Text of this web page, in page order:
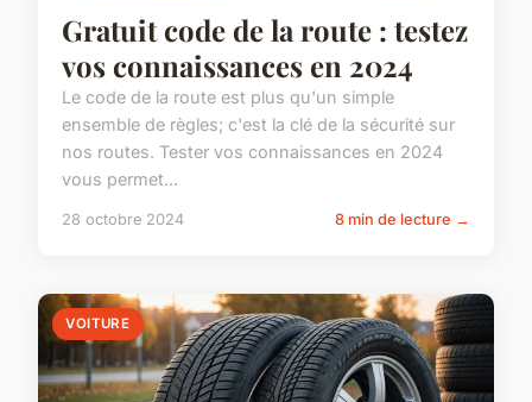
Gratuit code de la route : testez
vos connaissances en 2024
Le code de la route est plus qu'un simple
ensemble de règles; c'est la clé de la sécurité sur
nos routes. Tester vos connaissances en 2024
vous permet...
28 octobre 2024 8 min de lecture →
VOITURE